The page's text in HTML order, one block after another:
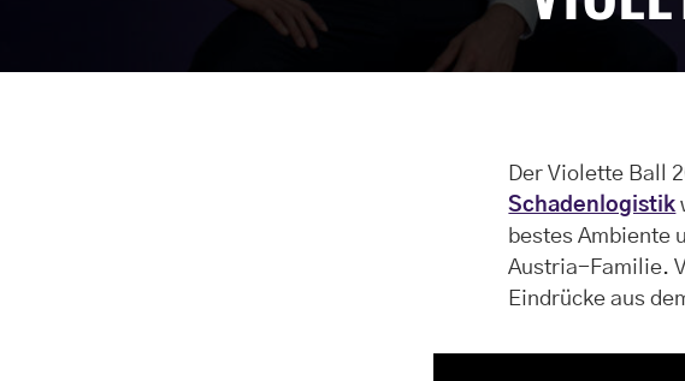
Der Violette Ball
Schadenlogistik
bestes Ambiente
Austria-Familie.
Eindrücke aus